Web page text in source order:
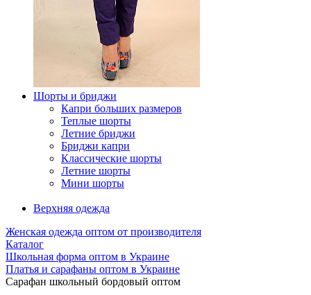
Шорты и бриджи
Капри больших размеров
Теплые шорты
Летние бриджи
Бриджи капри
Классические шорты
Летние шорты
Мини шорты
Верхняя одежда
Женская одежда оптом от производителя
Каталог
Школьная форма оптом в Украине
Платья и сарафаны оптом в Украине
Сарафан школьный бордовый оптом